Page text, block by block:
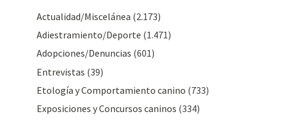
Actualidad/Miscelánea (2.173)
Adiestramiento/Deporte (1.471)
Adopciones/Denuncias (601)
Entrevistas (39)
Etología y Comportamiento canino (733)
Exposiciones y Concursos caninos (334)